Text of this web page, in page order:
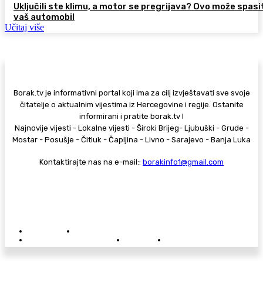
Uključili ste klimu, a motor se pregrijava? Ovo može
vaš automobil
Učitaj više
Borak.tv je informativni portal koji ima za cilj izvještavati sve svoje
čitatelje o aktualnim vijestima iz Hercegovine i regije. Ostanite
informirani i pratite borak.tv !
Najnovije vijesti - Lokalne vijesti - Široki Brijeg- Ljubuški - Grude -
Mostar - Posušje - Čitluk - Čapljina - Livno - Sarajevo - Banja Luka
Kontaktirajte nas na e-mail:: borakinfo1@gmail.com